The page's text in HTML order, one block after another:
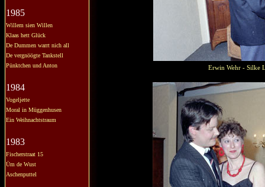
1985
Willem sien Willen
Klaas hett Glück
De Dummen warrt nich all
De vergnöögte Tankstell
Pünktchen und Anton
1984
Vogeljette
Moral in Müggenhusen
Ein Weihnachtstraum
1983
Fischerstraat 15
Üm de Wust
Aschenputtel
Erwin Wehr - Silke